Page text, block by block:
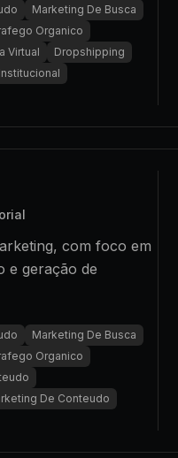
Marketing De Busca
Organico
Virtual
Dropshipping
com foco em
e geração de
Marketing De Busca
Organico
De Conteudo